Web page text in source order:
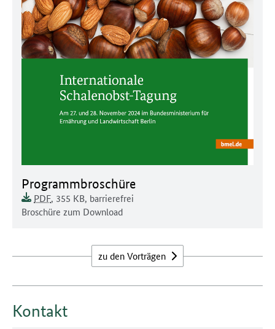
Dokument zum runterladen:
Programmbroschüre
Dokumentenformat:
PDFDokumentengröße:
, 355 KB
Barrierefreiheit:
Dieses Dokument ist
, barrierefrei
Dokumentenbeschreibung:
Broschüre zum Download
zu den Vorträgen
Kontakt